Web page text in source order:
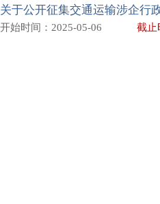
关于公开征集交通运输涉企行
开始时间： 2025-05-06 截止